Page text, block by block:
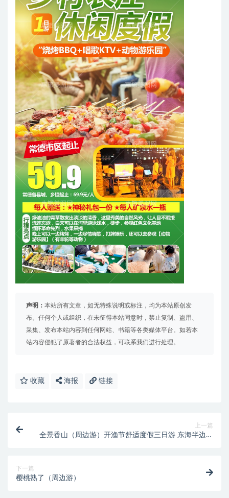
声明： 本站所有文章，如无特殊说明或标注，均为本站原创发
布。任何个人或组织，在未征得本站同意时，禁止复制、盗用、
采集、发布本站内容到任何网站、书籍等各类媒体平台。如若本
站内容侵犯了原著者的合法权益，可联系我们进行处理。
收藏 海报 链接
上一篇
全景香山（周边游）开渔节舒适度假三日游 东海半边山
下一篇
樱桃熟了（周边游）